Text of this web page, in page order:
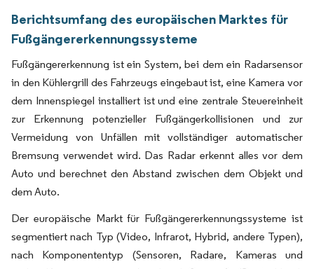
Berichtsumfang des europäischen Marktes für
Fußgängererkennungssysteme
Fußgängererkennung ist ein System, bei dem ein Radarsensor
in den Kühlergrill des Fahrzeugs eingebaut ist, eine Kamera vor
dem Innenspiegel installiert ist und eine zentrale Steuereinheit
zur Erkennung potenzieller Fußgängerkollisionen und zur
Vermeidung von Unfällen mit vollständiger automatischer
Bremsung verwendet wird. Das Radar erkennt alles vor dem
Auto und berechnet den Abstand zwischen dem Objekt und
dem Auto.
Der europäische Markt für Fußgängererkennungssysteme ist
segmentiert nach Typ (Video, Infrarot, Hybrid, andere Typen),
nach Komponententyp (Sensoren, Radare, Kameras und